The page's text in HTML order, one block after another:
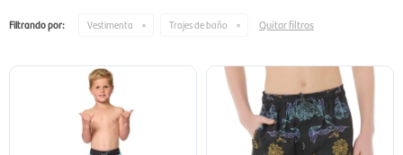
Filtrando por: Vestimenta Trajes de baño Quitar filtros